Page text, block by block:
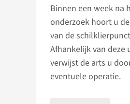
Binnen een week na
onderzoek hoort u
van de
Afhankelijk van deze
verwijst de arts u
eventuele operatie.